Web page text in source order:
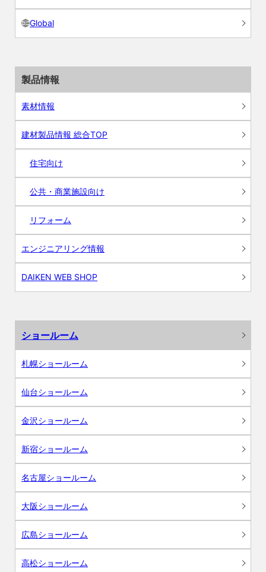
Global
製品情報
素材情報
建材製品情報 総合TOP
住宅向け
公共・商業施設向け
リフォーム
エンジニアリング情報
DAIKEN WEB SHOP
ショールーム
札幌ショールーム
仙台ショールーム
金沢ショールーム
新宿ショールーム
名古屋ショールーム
大阪ショールーム
広島ショールーム
高松ショールーム